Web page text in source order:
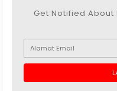
Get Notified About